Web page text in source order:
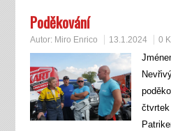
Poděkování
Autor: Miro Enrico 13.1.2024 0
čtvrtek